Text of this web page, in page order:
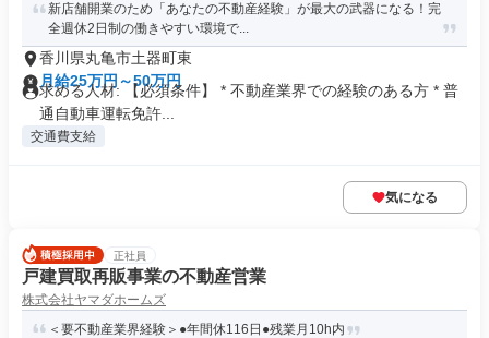
新店舗開業のため「あなたの不動産経験」が最大の武器になる！完
全週休2日制の働きやすい環境で...
香川県丸亀市土器町東
月給25万円～50万円
求める人材: 【必須条件】 * 不動産業界での経験のある方 * 普
通自動車運転免許...
交通費支給
気になる
正社員
戸建買取再販事業の不動産営業
株式会社ヤマダホームズ
＜要不動産業界経験＞●年間休116日●残業月10h内